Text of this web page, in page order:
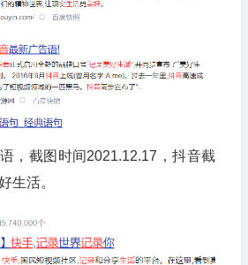
，截图时间2021.12.17，抖音截
生活。